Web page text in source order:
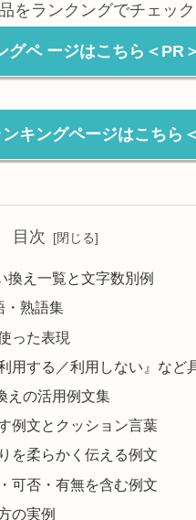
をランクングでチェック
グペ ージはこちら＜PR
キングページはこちら
目次
換え一覧と文字数別例
・熟語集
った表現
用する／利用しない』など
えの活用例文集
例文とクッション言葉
を柔らかく伝える例文
可否・有無を含む例文
の実例